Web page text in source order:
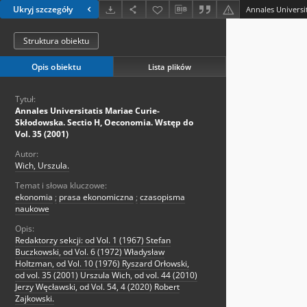
Ukryj szczegóły
Struktura obiektu
Opis obiektu Lista plików
Tytuł:
Annales Universitatis Mariae Curie-
Skłodowska. Sectio H, Oeconomia. Wstęp do
Vol. 35 (2001)
Autor:
Wich, Urszula.
Temat i słowa kluczowe:
ekonomia ; prasa ekonomiczna ; czasopisma
naukowe
Opis:
Redaktorzy sekcji: od Vol. 1 (1967) Stefan
Buczkowski, od Vol. 6 (1972) Władysław
Holtzman, od Vol. 10 (1976) Ryszard Orłowski,
od vol. 35 (2001) Urszula Wich, od vol. 44 (2010)
Jerzy Węcławski, od Vol. 54, 4 (2020) Robert
Zajkowski.